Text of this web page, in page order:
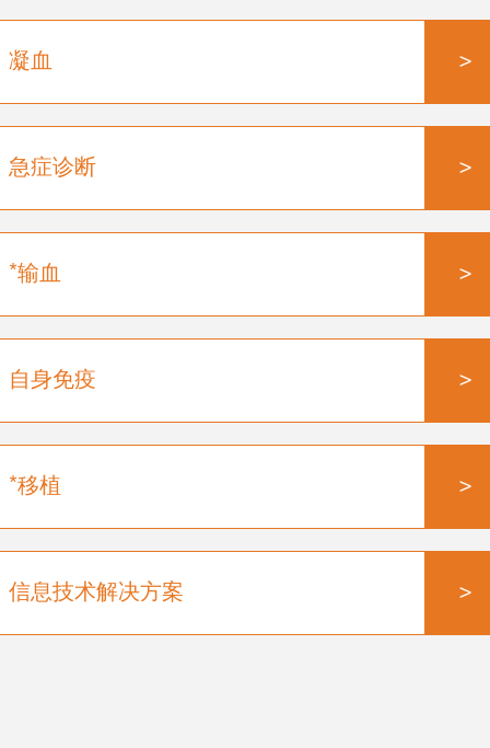
凝血 >
急症诊断 >
*输血 >
自身免疫 >
*移植 >
信息技术解决方案 >